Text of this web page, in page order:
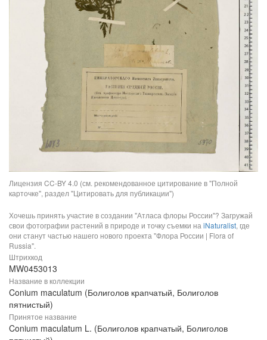
Лицензия CC-BY 4.0 (см. рекомендованное цитирование в "Полной
карточке", раздел "Цитировать для публикации")
Хочешь принять участие в создании "Атласа флоры России"? Загружай
свои фотографии растений в природе и точку съемки наiNaturalist, где
они станут частью нашего нового проекта "Флора России | Flora of
Russia".
Штрихкод
MW0453013
Название в коллекции
Conium maculatum (Болиголов крапчатый, Болиголов
пятнистый)
Принятое название
Conium maculatum L. (Болиголов крапчатый, Болиголов